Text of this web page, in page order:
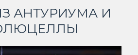
АНТУРИУМА И